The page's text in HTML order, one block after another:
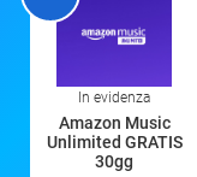
In evidenza
Amazon Music
Unlimited GRATIS
30gg